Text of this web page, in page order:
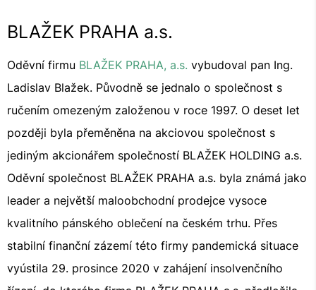
BLAŽEK PRAHA a.s.
Oděvní firmu BLAŽEK PRAHA, a.s. vybudoval pan Ing.
Ladislav Blažek. Původně se jednalo o společnost s
ručením omezeným založenou v roce 1997. O deset let
později byla přeměněna na akciovou společnost s
jediným akcionářem společností BLAŽEK HOLDING a.s.
Oděvní společnost BLAŽEK PRAHA a.s. byla známá jako
leader a největší maloobchodní prodejce vysoce
kvalitního pánského oblečení na českém trhu. Přes
stabilní finanční zázemí této firmy pandemická situace
vyústila 29. prosince 2020 v zahájení insolvenčního